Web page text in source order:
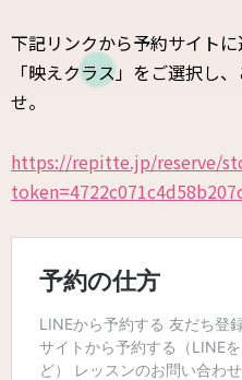
下記リンクから予約サイト
「映えクラス」をご選択し
せ。
https://repitte.jp/reserve/